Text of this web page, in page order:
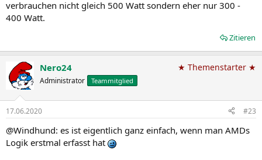
verbrauchen nicht gleich 500 Watt sondern eher nur 300 -
400 Watt.
Zitieren
Nero24
Administrator Teammitglied
★ Themenstarter ★
17.06.2020 #23
@Windhund: es ist eigentlich ganz einfach, wenn man AMDs
Logik erstmal erfasst hat